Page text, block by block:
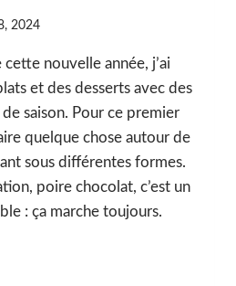
2024
nouvelle année, j’ai
et des desserts avec des
saison. Pour ce premier
quelque chose autour de
sous différentes formes.
poire chocolat, c’est un
: ça marche toujours.
»